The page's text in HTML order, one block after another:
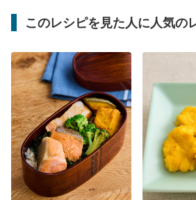
このレシピを見た人に人気の